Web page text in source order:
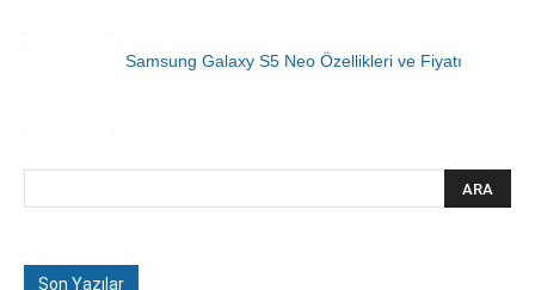
Samsung Galaxy S5 Neo Özellikleri ve Fiyatı
Son Yazılar